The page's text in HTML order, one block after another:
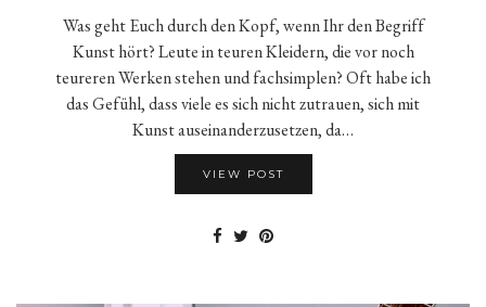
Was geht Euch durch den Kopf, wenn Ihr den Begriff
Kunst hört? Leute in teuren Kleidern, die vor noch
teureren Werken stehen und fachsimplen? Oft habe ich
das Gefühl, dass viele es sich nicht zutrauen, sich mit
Kunst auseinanderzusetzen, da…
VIEW POST